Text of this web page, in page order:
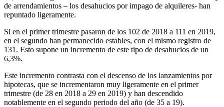
de arrendamientos – los desahucios por impago de alquileres- han
repuntado ligeramente.
Si en el primer trimestre pasaron de los 102 de 2018 a 111 en 2019,
en el segundo han permanecido estables, con el mismo registro de
131. Esto supone un incremento de este tipo de desahucios de un
6,3%.
Este incremento contrasta con el descenso de los lanzamientos por
hipotecas, que se incrementaron muy ligeramente en el primer
trimestre (de 28 en 2018 a 29 en 2019) y han descendido
notablemente en el segundo periodo del año (de 35 a 19).